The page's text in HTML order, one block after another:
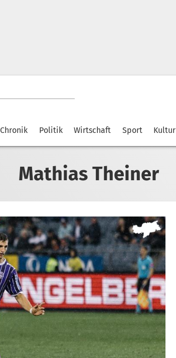
Chronik Politik Wirtschaft Sport Kultur
Mathias Theiner